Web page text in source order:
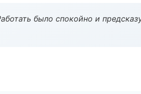
было спокойно и